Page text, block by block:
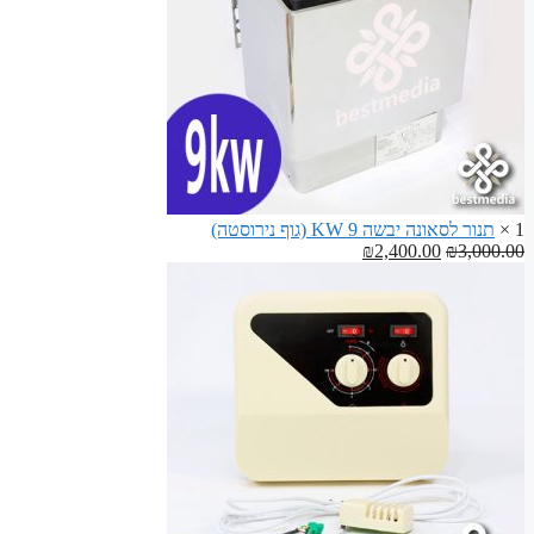
1 ×
תנור לסאונה יבשה 9 KW (גוף נירוסטה)
₪3,000.00
המחיר
היה:
₪3,000.00.
₪2,400.00
הוא:
₪2,400.00.